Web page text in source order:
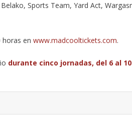
Sports Team, Yard Act,
horas en www.madcooltickets.com.
durante cinco jornadas, del 6 al